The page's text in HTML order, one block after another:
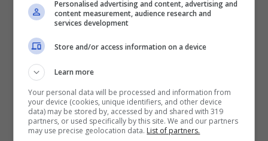
Bonus 50€ senza deposito sport + fino a 50€ di
bonus rimborso sul primo deposito
200€
Mostra Informazioni
Personalised advertising and content, advertising and
content measurement, audience research and
services development
Store and/or access information on a device
Learn more
Your personal data will be processed and information from
your device (cookies, unique identifiers, and other device
data) may be stored by, accessed by and shared with 319
partners, or used specifically by this site. We and our partners
may use precise geolocation data. List of partners.